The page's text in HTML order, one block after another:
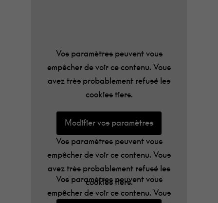
simplicité d’une guitare ou d’une
autoharpe jaillit la beauté de ses mots, une
musique qui fait du bien au cœur, pleine de
sentiments, de nature, de doutes et de
Vos paramètres peuvent vous
empêcher de voir ce contenu. Vous
avez très probablement refusé les
cookies tiers.
Vos paramètres peuvent vous
empêcher de voir ce contenu. Vous
avez très probablement refusé les
cookies tiers.
Modifier vos paramètres
Vos paramètres peuvent vous
empêcher de voir ce contenu. Vous